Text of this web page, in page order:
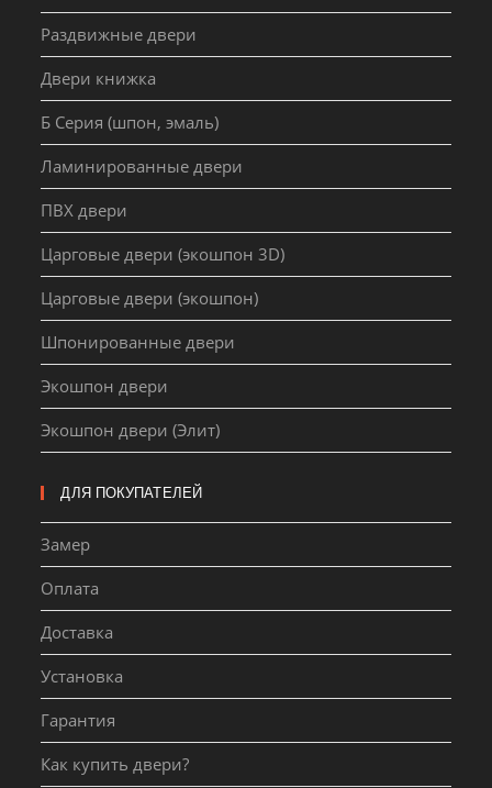
Раздвижные двери
Двери книжка
Б Серия (шпон, эмаль)
Ламинированные двери
ПВХ двери
Царговые двери (экошпон 3D)
Царговые двери (экошпон)
Шпонированные двери
Экошпон двери
Экошпон двери (Элит)
ДЛЯ ПОКУПАТЕЛЕЙ
Замер
Оплата
Доставка
Установка
Гарантия
Как купить двери?